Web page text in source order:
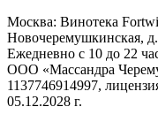
Москва: Винотека
Новочеремушкинская,
Ежедневно с 10 до 22
ООО «Массандра
1137746914997,
05.12.2028 г.